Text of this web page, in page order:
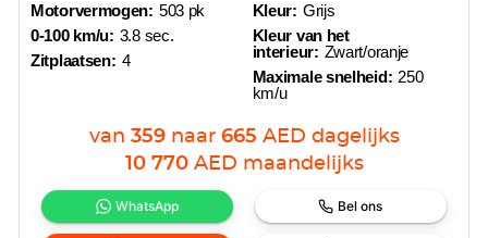
Motorvermogen: 503 pk
0-100 km/u: 3.8 sec.
Zitplaatsen: 4
Kleur: Grijs
Kleur van het
interieur: Zwart/oranje
Maximale snelheid: 250
km/u
van 359 naar 665 AED dagelijks
10 770 AED maandelijks
WhatsApp Bel ons